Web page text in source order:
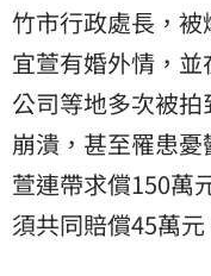
竹市行政處長，
宜萱有婚外情，
公司等地多次被
崩潰，甚至罹患
萱連帶求償150萬
須共同賠償45萬元